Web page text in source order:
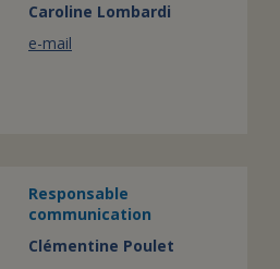
Caroline Lombardi
e-mail
Responsable
communication
Clémentine Poulet